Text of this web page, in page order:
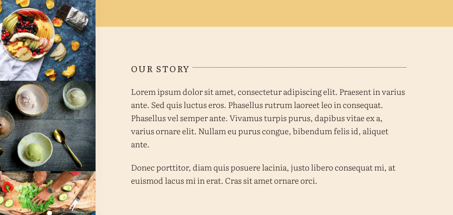
Platter with
Mango, Berries
and Orange
Heaven With
Chocolate And
Pistachio
OUR STORY
Lorem ipsum dolor sit amet, consectetur adipiscing elit. Praesent in varius
ante. Sed quis luctus eros. Phasellus rutrum laoreet leo in consequat.
Phasellus vel semper ante. Vivamus turpis purus, dapibus vitae ex a,
varius ornare elit. Nullam eu purus congue, bibendum felis id, aliquet
ante.
Donec porttitor, diam quis posuere lacinia, justo libero consequat mi, at
euismod lacus mi in erat. Cras sit amet ornare orci.